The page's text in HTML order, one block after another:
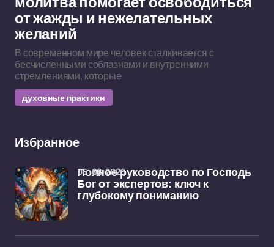
от жажды и нежелательных
желаний
В современном мире человек сталкивается с
бесчисленными соблазнами и внутренними
стремлениями, которые
духовные практики
Избранное
Полное руководство по Господь
Бог от экспертов: ключ к
глубокому пониманию
06-02-2026